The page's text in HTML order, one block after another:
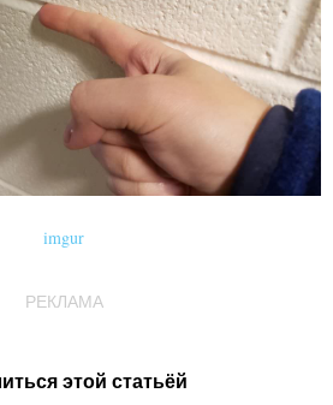
imgur
РЕКЛАМА
этой статьёй